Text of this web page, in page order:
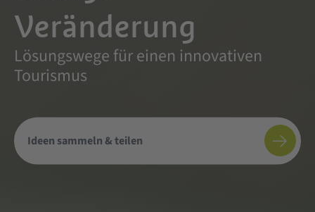
Veränderung
Lösungswege für einen innovativen
Tourismus
Ideen sammeln & teilen